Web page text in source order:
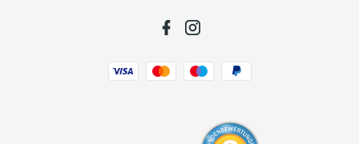
Facebook
Zahlungsarten